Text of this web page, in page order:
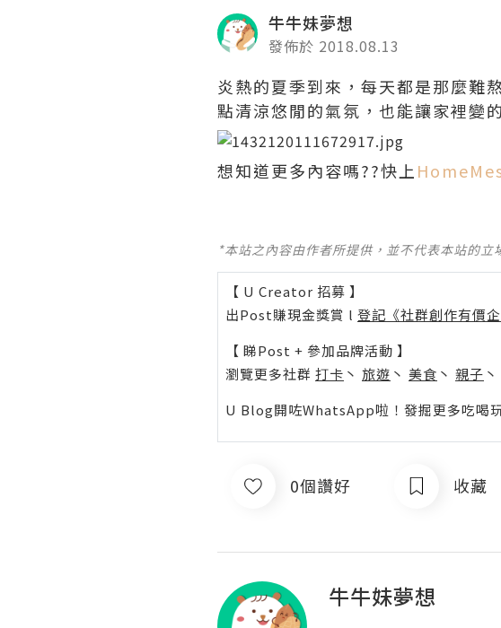
牛牛妹夢想
發佈於 2018.08.13
炎熱的夏季到來，每天都是那麼難
點清涼悠閒的氣氛，也能讓家裡變
想知道更多內容嗎??快上
*本站之內容由作者所提供，並不代表本站的
【 U Creator 招募 】
出Post賺現金獎賞 l 登記《社群創作有價企
【 睇Post + 參加品牌活動 】
瀏覽更多社群 打卡 丶 旅遊 丶 美食 丶 親子 丶
U Blog開咗WhatsApp啦！發掘更多吃喝
0個讚好 收藏
牛牛妹夢想